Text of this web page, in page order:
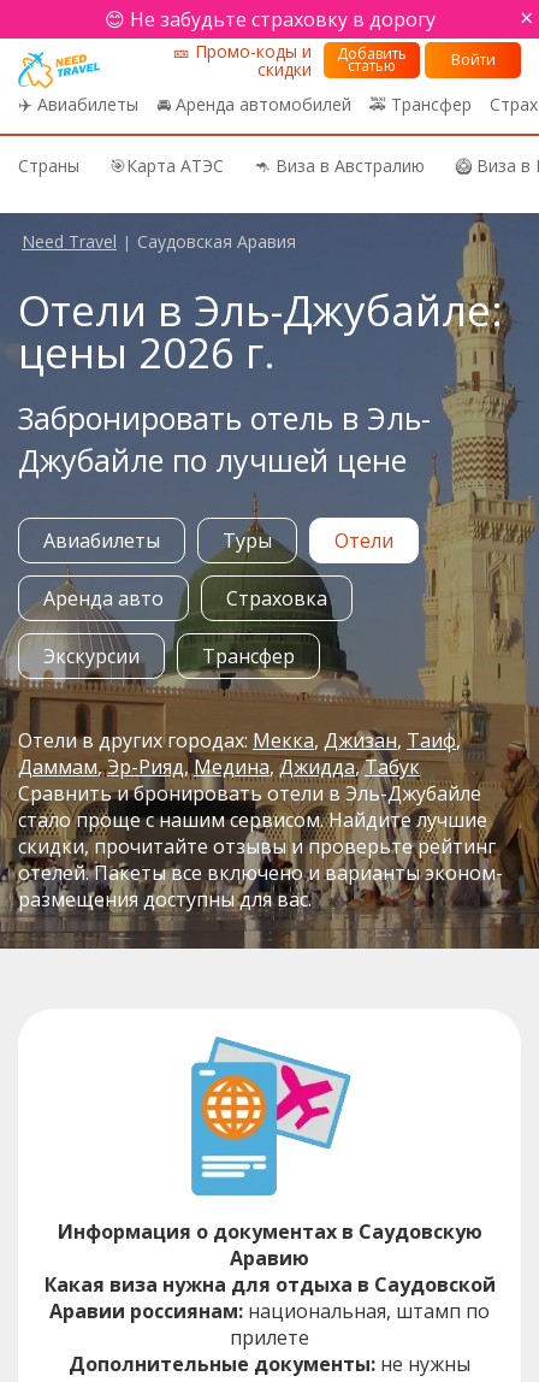
😊 Не забудьте страховку в дорогу ×
✈️ Авиабилеты 🚘 Аренда автомобилей 🚕 Трансфер
🎫 Промо-коды и
скидки
Добавить
статью Войти
Страны 🎯Карта АТЭС 🦘 Виза в Австралию 🥝 Виза
Need Travel | Саудовская Аравия
Отели в Эль-Джубайле:
цены 2026 г.
Забронировать отель в Эль-
Джубайле по лучшей цене
Авиабилеты Туры Отели
Аренда авто Страховка
Экскурсии Трансфер
Отели в других городах: Мекка Джизан Таиф
Даммам Эр-Рияд Медина Джидда Табук
Сравнить и бронировать отели в Эль-Джубайле
стало проще с нашим сервисом. Найдите лучшие
скидки, прочитайте отзывы и проверьте рейтинг
отелей. Пакеты все включено и варианты эконом-
размещения доступны для вас.
Информация о документах в Саудовскую
Аравию
Какая виза нужна для отдыха в Саудовской
Аравии россиянам: национальная, штамп по
прилете
Дополнительные документы: не нужны